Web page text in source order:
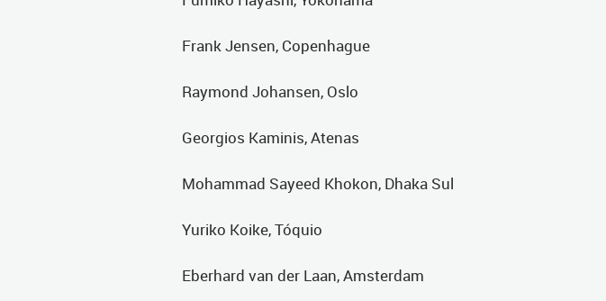
Frank Jensen, Copenhague
Raymond Johansen, Oslo
Georgios Kaminis, Atenas
Mohammad Sayeed Khokon, Dhaka Sul
Yuriko Koike, Tóquio
Eberhard van der Laan, Amsterdam